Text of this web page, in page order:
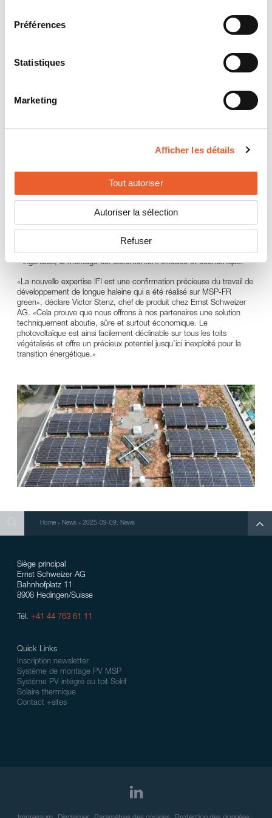
Préférences
Statistiques
Marketing
Afficher les détails
Tout autoriser
Autoriser la sélection
Refuser
Placement de l’allée de maintenance:
une allée au niveau du faîte
du système de montage réduit considérablement le besoin de
dans les largeurs de 500/600 mm exigées par la norme.
«MSP-FR green» se distingue par des caractéristiques décisives qui
garantissent aux utilisateurs sécurité et rentabilité:
sans percer la couverture du toit et préserve l’étanchéité.
PV pour toits plats peuvent être utilisés, conformément aux critères
protection contre la foudre. Ils répondent à la classe H avec 100 kA
contrôlée que tous les fournisseurs ne peuvent pas présenter.
Sécurité au travail intégrée:la protection antichute ABS AluTrax
confortable lors des travaux de maintenance.
grâce à un nombre réduit de composants, à
un degré de prémontage élevé et à un système d’encliquetage
ingénieux, le montage est extrêmement efficace et économique.
«La nouvelle expertise IFI est une confirmation précieuse du travail de
développement de longue haleine qui a été réalisé sur MSP-FR
green», déclare Victor Stenz, chef de produit chez Ernst Schweizer
AG. «Cela prouve que nous offrons à nos partenaires une solution
techniquement aboutie, sûre et surtout économique. Le
photovoltaïque est ainsi facilement déclinable sur tous les toits
végétalisés et offre un précieux potentiel jusqu’ici inexploité pour la
transition énergétique.»
Search
Home » News » 2025-09-09: News
Siège principal
Ernst Schweizer AG
Bahnhofplatz 11
8908 Hedingen/Suisse
Tél. +41 44 763 61 11
Quick Links
Inscription newsletter
Système de montage PV MSP
Système PV intégré au toit Solrif
Solaire thermique
Contact +sites